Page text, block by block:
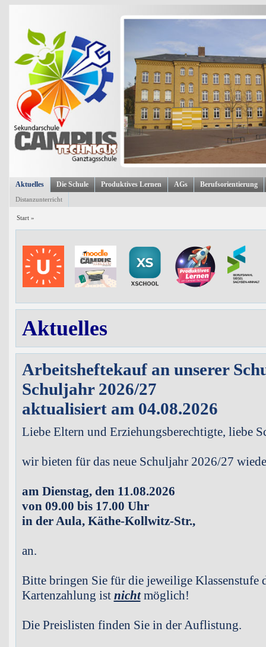
Aktuelles Die Schule Produktives Lernen AGs Berufsorientierung
Distanzunterricht
Start»
Aktuelles
Arbeitsheftekauf an unserer
Schuljahr 2026/27
aktualisiert am 04.08.2026
Liebe Eltern und Erziehungsberechtigte, liebe
wir bieten für das neue Schuljahr 2026/27
am Dienstag, den 11.08.2026
von 09.00 bis 17.00 Uhr
in der Aula, Käthe-Kollwitz-Str.,
an.
Bitte bringen Sie für die jeweilige Klassenstufe
Kartenzahlung ist nichtmöglich!
Die Preislisten finden Sie in der Auflistung.